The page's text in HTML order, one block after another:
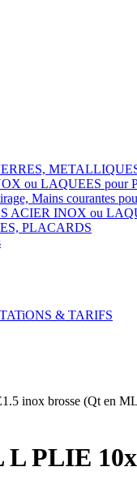
ou LAQUEES pour
Mains courantes
ACIER INOX ou
PLACARDS
& TARIFS
inox brosse (Qt en
PLIE